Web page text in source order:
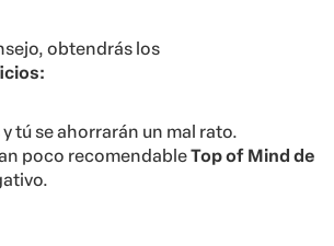
obtendrás los
tú se ahorrarán un mal rato.
poco recomendableTop of Mind de